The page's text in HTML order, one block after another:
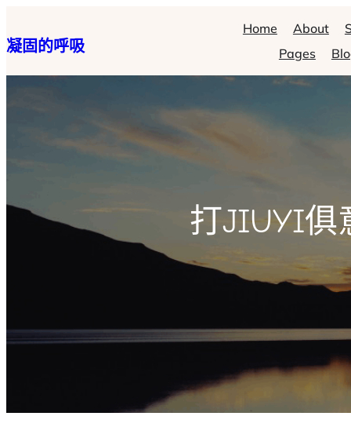
至
主
凝固的呼吸
Home About
Pages
打JIUYI俱